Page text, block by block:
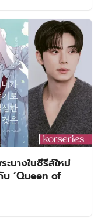
นางในซีรีส์ใหม่
‘Queen of